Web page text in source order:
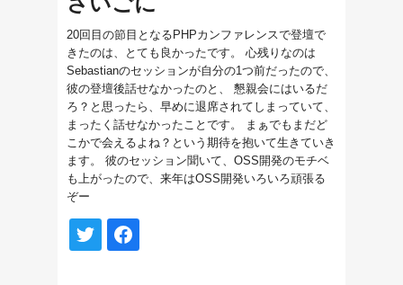
20回目の節目となるPHPカンファレンスで登壇で
きたのは、とても良かったです。 心残りなのは
Sebastianのセッションが自分の1つ前だったので、
彼の登壇後話せなかったのと、 懇親会にはいるだ
ろ？と思ったら、早めに退席されてしまっていて、
まったく話せなかったことです。 まぁでもまだど
こかで会えるよね？という期待を抱いて生きていき
ます。 彼のセッション聞いて、OSS開発のモチベ
も上がったので、来年はOSS開発いろいろ頑張る
ぞー